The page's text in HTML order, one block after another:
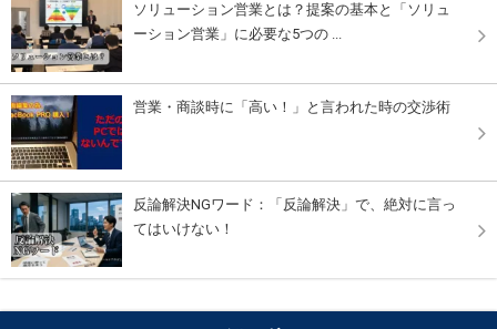
ソリューション営業とは？提案の基本と「ソリュ
ーション営業」に必要な5つの ...
営業・商談時に「高い！」と言われた時の交渉術
反論解決NGワード：「反論解決」で、絶対に言っ
てはいけない！